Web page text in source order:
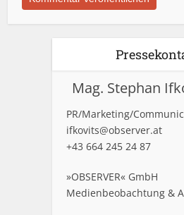
Mag. Stephan
PR/Marketing/
ifkovits@observer.at
+43 664 245 24 87
»OBSERVER« GmbH
Medienbeobachtung &